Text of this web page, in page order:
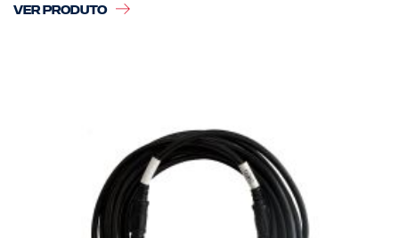
VER PRODUTO